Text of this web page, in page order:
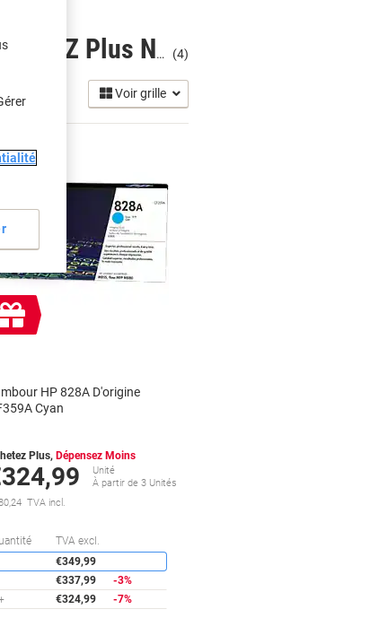
HP Color LaserJet Enterprise Flow MFP M 880 Z Plus NFC Cartouches Toner (4)
Voir grille
HP 828A D'origine
Cyan
Plus, Dépensez Moins
Unité
À partir de 3 Unités
TVA incl.
TVA excl.
€349,99
€337,99
-3%
€324,99 -7%